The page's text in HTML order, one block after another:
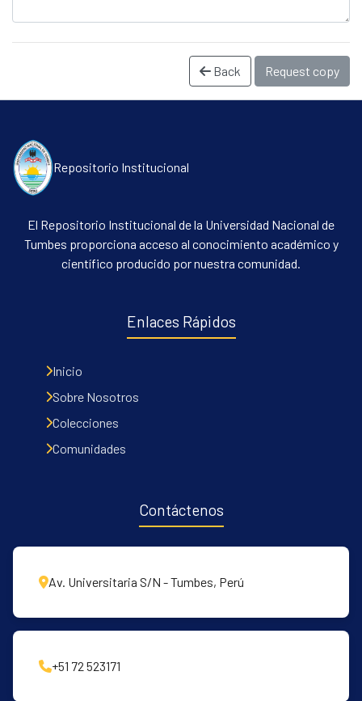
Communities & Collections
All of DSpace
Statistics
Contacto
Back Request copy
Repositorio Institucional
El Repositorio Institucional de la Universidad Nacional de
Tumbes proporciona acceso al conocimiento académico y
científico producido por nuestra comunidad.
Enlaces Rápidos
Inicio
Sobre Nosotros
Colecciones
Comunidades
Contáctenos
Av. Universitaria S/N - Tumbes, Perú
+51 72 523171